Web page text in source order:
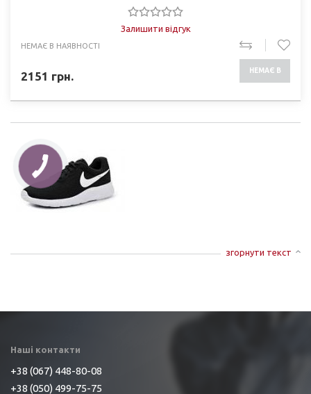
Залишити відгук
НЕМАЄ В НАЯВНОСТІ
2151 грн. НЕМАЄ В
згорнути текст
Наші контакти
+38 (067) 448-80-08
+38 (050) 499-75-75